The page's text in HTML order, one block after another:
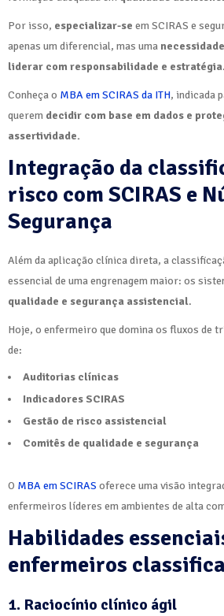
Por isso, especializar-se em SCIRAS e
apenas um diferencial, mas uma
liderar com responsabilidade e estratégia.
Conheça o MBA em SCIRAS da ITH, indicada
querem decidir com base em dados e
assertividade.
Integração da
risco com SCIRAS e
Segurança
Além da aplicação clínica direta, a
essencial de uma engrenagem maior: os
qualidade e segurança assistencial.
Hoje, o enfermeiro que domina os fluxos de
de:
Auditorias clínicas
Indicadores SCIRAS
Gestão de risco assistencial
Comitês de qualidade e segurança
O MBA em SCIRAS oferece uma visão
enfermeiros líderes em ambientes de alta
Habilidades
enfermeiros
1. Raciocínio clínico ágil